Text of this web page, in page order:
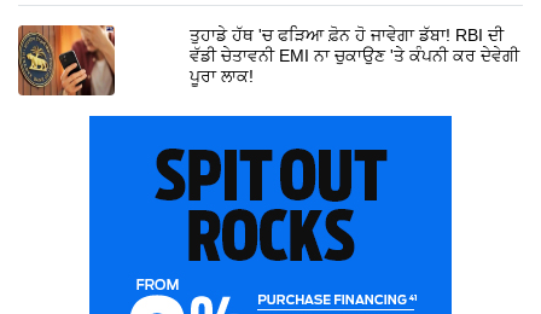
ਤੁਹਾਡੇ ਹੱਥ 'ਚ ਫੜਿਆ ਫ਼ੋਨ ਹੋ ਜਾਵੇਗਾ ਡੱਬਾ! RBI ਦੀ
ਵੱਡੀ ਚੇਤਾਵਨੀ EMI ਨਾ ਚੁਕਾਉਣ 'ਤੇ ਕੰਪਨੀ ਕਰ ਦੇਵੇਗੀ
ਪੂਰਾ ਲਾਕ!